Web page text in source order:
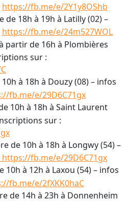
https://fb.me/e/2Y1y8OShb
18h à 19h à Latilly (02) –
https://fb.me/e/24m527WOL
partir de 16h à Plombières
sur :
à 18h à Douzy (08) – infos
fb.me/e/29D6C71gx
10h à 18h à Saint Laurent
sur :
de 10h à 18h à Longwy (54) –
https://fb.me/e/29D6C71gx
10h à 12h à Laxou (54) – infos
fb.me/e/2fXKK0haC
de 14h à 23h à Donnenheim